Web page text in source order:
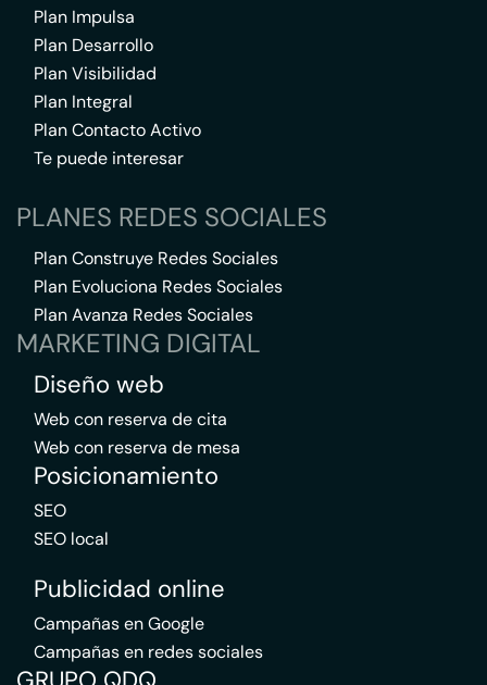
Plan Impulsa
Plan Desarrollo
Plan Visibilidad
Plan Integral
Plan Contacto Activo
Te puede interesar
PLANES REDES SOCIALES
Plan Construye Redes Sociales
Plan Evoluciona Redes Sociales
Plan Avanza Redes Sociales
MARKETING DIGITAL
Diseño web
Web con reserva de cita
Web con reserva de mesa
Posicionamiento
SEO
SEO local
Publicidad online
Campañas en Google
Campañas en redes sociales